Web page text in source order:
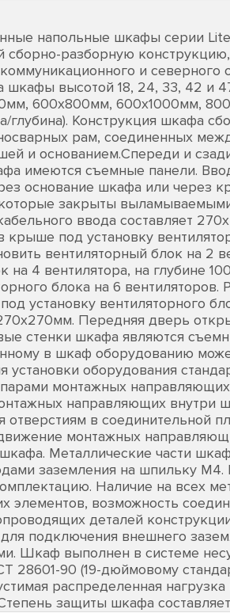
напольные шкафы серии Lite
сборно-разборную
и северного
шкафы высотой 18, 24, 33, 42 и
600х800мм, 600х1000мм,
Конструкция шкафа
рам, соединенных
и основанием.Спереди и
имеются съемные панели.
основание шкафа или через
закрыты
ввода составляет
крыше под установку
вентиляторный блок на 2
на 4 вентилятора, на глубине
блока на 6 вентиляторов.
установку вентиляторного
Передняя дверь
стенки шкафа являются
в шкаф оборудованию
установки оборудования
монтажных
направляющих внутри
отверстиям в соединительной
монтажных
Металлические части
заземления на шпильку М4.
Наличие на всех
элементов, возможность
деталей
для подключения внешнего
Шкаф выполнен в системе
28601-90 (19-дюймовому
распределенная
защиты шкафа